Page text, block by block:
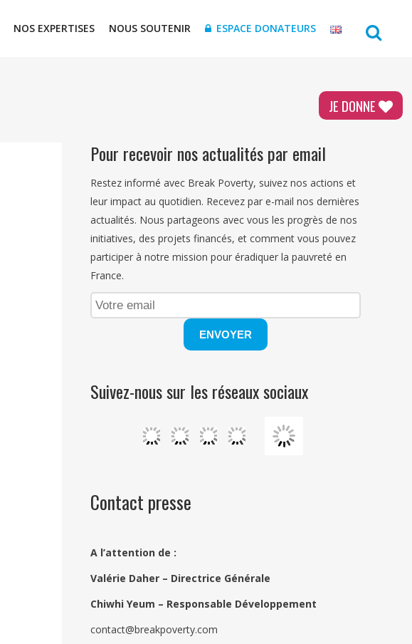
JE DONNE
NOS EXPERTISES NOUS SOUTENIR ESPACE DONATEURS
Pour recevoir nos actualités par email
Restez informé avec Break Poverty, suivez nos actions et
leur impact au quotidien. Recevez par e-mail nos dernières
actualités. Nous partageons avec vous les progrès de nos
initiatives, des projets financés, et comment vous pouvez
participer à notre mission pour éradiquer la pauvreté en
France.
Suivez-nous sur les réseaux sociaux
Contact presse
A l’attention de :
Valérie Daher – Directrice Générale
Chiwhi Yeum – Responsable Développement
contact@breakpoverty.com